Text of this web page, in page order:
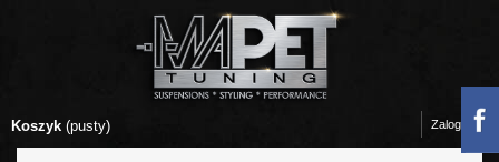
Koszyk (pusty) Zaloguj się